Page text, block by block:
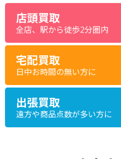
店頭買取
全店、駅から徒歩2分圏内
宅配買取
日中お時間の無い方に
出張買取
遠方や商品点数が多い方に